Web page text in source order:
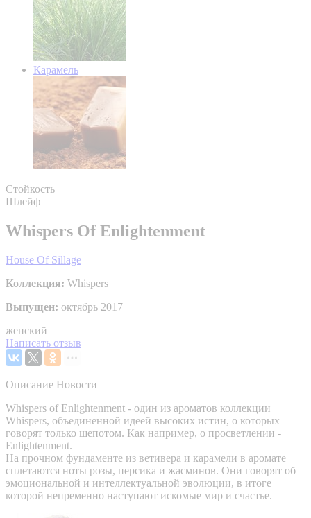
Карамель
Стойкость
Шлейф
Whispers Of Enlightenment
House Of Sillage
Коллекция: Whispers
Выпущен: октябрь 2017
женский
Написать отзыв
Описание Новости
Whispers of Enlightenment - один из ароматов коллекции
Whispers, объединенной идеей высоких истин, о которых
говорят только шепотом. Как например, о просветлении -
Enlightenment.
На прочном фундаменте из ветивера и карамели в аромате
сплетаются ноты розы, персика и жасминов. Они говорят об
эмоциональной и интеллектуальной эволюции, в итоге
которой непременно наступают искомые мир и счастье.